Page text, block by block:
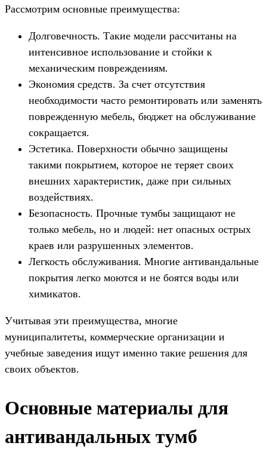
Рассмотрим основные преимущества:
Долговечность. Такие модели рассчитаны на
интенсивное использование и стойки к
механическим повреждениям.
Экономия средств. За счет отсутствия
необходимости часто ремонтировать или заменять
поврежденную мебель, бюджет на обслуживание
сокращается.
Эстетика. Поверхности обычно защищены
такими покрытием, которое не теряет своих
внешних характеристик, даже при сильных
воздействиях.
Безопасность. Прочные тумбы защищают не
только мебель, но и людей: нет опасных острых
краев или разрушенных элементов.
Легкость обслуживания. Многие антивандальные
покрытия легко моются и не боятся воды или
химикатов.
Учитывая эти преимущества, многие
муниципалитеты, коммерческие организации и
учебные заведения ищут именно такие решения для
своих объектов.
Основные материалы для
антивандальных тумб